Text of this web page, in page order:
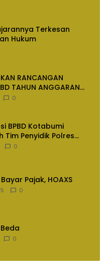
Terkesan
Hukum
RANCANGAN
TAHUN ANGGARAN
0
BPBD Kotabumi
Tim Penyidik Polres
0
Pajak, HOAXS
0
0